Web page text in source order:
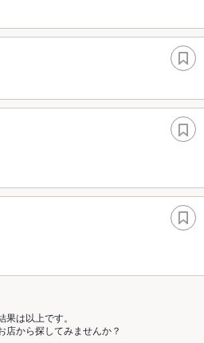
果は以上です。
店から探してみませんか？